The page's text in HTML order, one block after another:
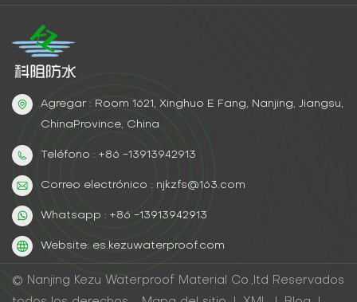
Agregar : Room 1621, Xinghuo E Fang, Nanjing, Jiangsu,
ChinaProvince, China
Teléfono : +86 -13913942913
Correo electrónico : njkzfs@163.com
Whatsapp : +86 -13913942913
Website: es.kezuwaterproof.com
© Nanjing Kezu Waterproof Material Co.,ltd Reservados